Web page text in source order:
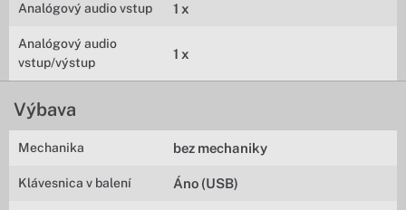
Analógový audio vstup 1 x
Analógový audio
vstup/výstup
1 x
Výbava
Mechanika bez mechaniky
Klávesnica v balení Áno (USB)